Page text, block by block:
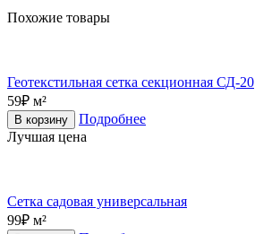
Похожие товары
Геотекстильная сетка секционная СД-20
59₽ м²
В корзину
Подробнее
Лучшая цена
Сетка садовая универсальная
99₽ м²